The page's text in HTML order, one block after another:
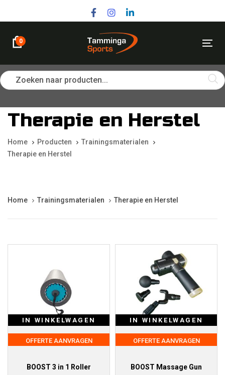
navigation
content
0
Zoeken naar producten...
Therapie en Herstel
Home Producten
Trainingsmaterialen
Therapie en Herstel
Home Trainingsmaterialen Therapie en Herstel
IN WINKELWAGEN
OFFERTE AANVRAGEN
BOOST 3 in 1 Roller
IN WINKELWAGEN
OFFERTE AANVRAGEN
BOOST Massage Gun